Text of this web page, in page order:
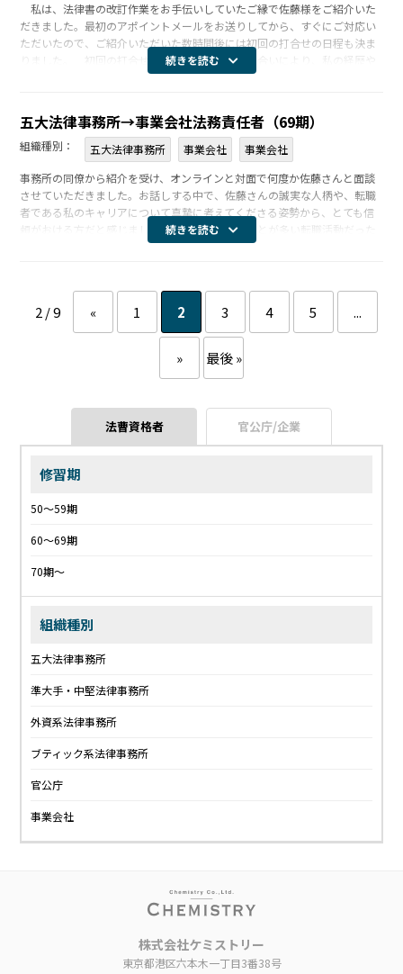
私は、法律書の改訂作業をお手伝いしていたご縁で佐藤様をご紹介いた
だきました。最初のアポイントメールをお送りしてから、すぐにご対応い
ただいたので、ご紹介いただいた数時間後には初回の打合せの日程も決ま
りました。 初回の打合せでは、対面でのお話し合いにより、私の経歴や
転職動機について詳細に分析していただきました。その分析に基づき、私
続きを読む
五大法律事務所→事業会社法務責任者（69期）
組織種別： 五大法律事務所 事業会社
事業会社
事務所の同僚から紹介を受け、オンラインと対面で何度か佐藤さんと面談
させていただきました。お話しする中で、佐藤さんの誠実な人柄や、転職
者である私のキャリアについて真摯に考えてくださる姿勢から、とても信
頼がおける方だと感じました。イレギュラーなことが多い転職活動だった
ため、佐藤さんには幾度となく相談させていただきましたが、いつも迅速
続きを読む
2 / 9 « 1 2 3 4 5 ...
» 最後 »
法曹資格者 官公庁/企業
修習期
50〜59期
60〜69期
70期〜
組織種別
五大法律事務所
準大手・中堅法律事務所
外資系法律事務所
ブティック系法律事務所
官公庁
事業会社
株式会社ケミストリー
東京都港区六本木一丁目3番38号